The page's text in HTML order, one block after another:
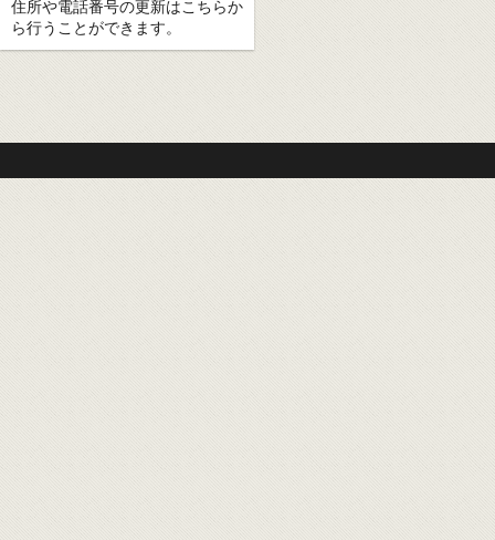
住所や電話番号の更新はこちらか
ら行うことができます。